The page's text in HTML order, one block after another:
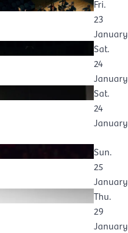
Fri.
23
January
Sat.
24
January
Sat.
24
January
Sun.
25
January
Thu.
29
January